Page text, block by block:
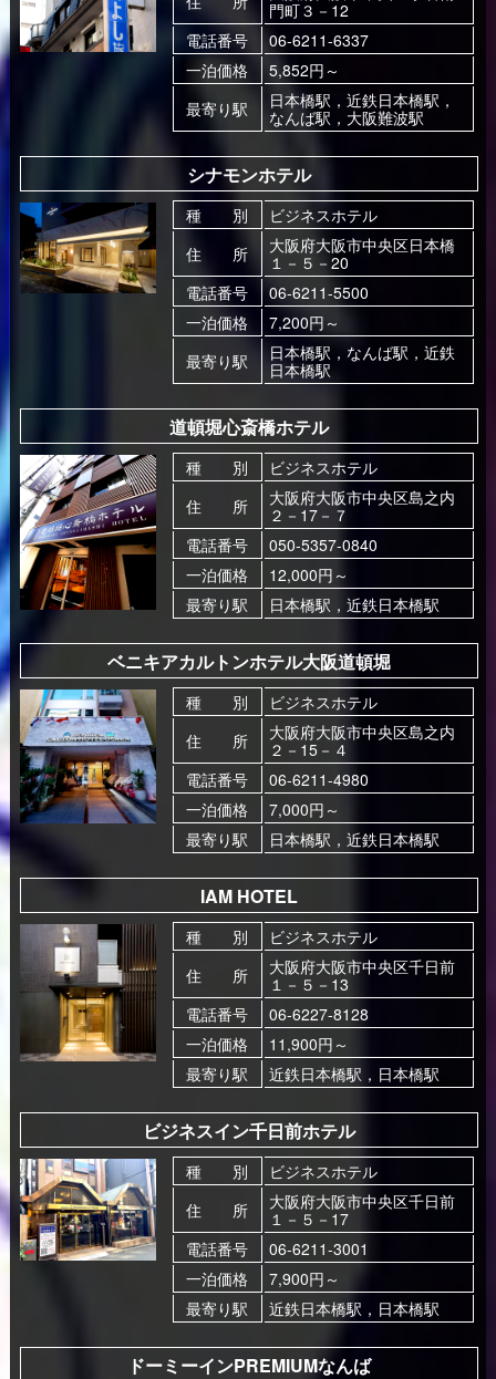
門町３－12
電話番号
06-6211-6337
一泊価格
5,852円～
最寄り駅
日本橋駅，近鉄日本橋駅，
なんば駅，大阪難波駅
シナモンホテル
種 別
ビジネスホテル
住 所
大阪府大阪市中央区日本橋
１－５－20
電話番号
06-6211-5500
一泊価格
7,200円～
最寄り駅
日本橋駅，なんば駅，近鉄
日本橋駅
道頓堀心斎橋ホテル
種 別
ビジネスホテル
住 所
大阪府大阪市中央区島之内
２－17－７
電話番号
050-5357-0840
一泊価格
12,000円～
最寄り駅
日本橋駅，近鉄日本橋駅
ベニキアカルトンホテル大阪道頓堀
種 別
ビジネスホテル
住 所
大阪府大阪市中央区島之内
２－15－４
電話番号
06-6211-4980
一泊価格
7,000円～
最寄り駅
日本橋駅，近鉄日本橋駅
IAM HOTEL
種 別
ビジネスホテル
住 所
大阪府大阪市中央区千日前
１－５－13
電話番号
06-6227-8128
一泊価格
11,900円～
最寄り駅
近鉄日本橋駅，日本橋駅
ビジネスイン千日前ホテル
種 別
ビジネスホテル
住 所
大阪府大阪市中央区千日前
１－５－17
電話番号
06-6211-3001
一泊価格
7,900円～
最寄り駅
近鉄日本橋駅，日本橋駅
ドーミーインPREMIUMなんば